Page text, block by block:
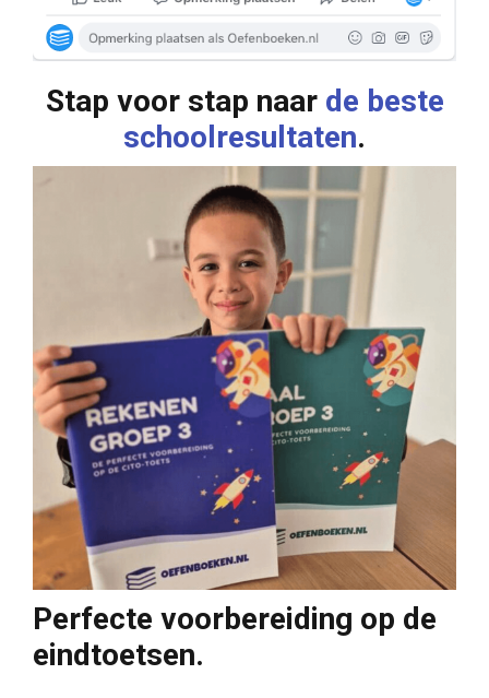
Stap voor stap naar de beste
schoolresultaten.
Perfecte voorbereiding op de
eindtoetsen.